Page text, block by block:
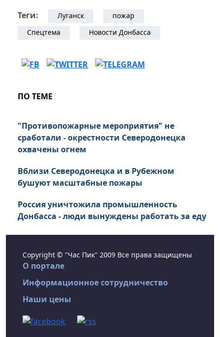
Теги: Луганск
пожар
Спецтема
Новости Донбасса
ПО ТЕМЕ
"Противопожарные мероприятия" не
сработали - окрестности Северодонецка
охвачены огнем
Вблизи Северодонецка и в Рубежном
бушуют масштабные пожары
Россия уничтожила промышленность
Донбасса - люди вынуждены работать за еду
Copyright © "Час Пик" 2009 Все права защищены
О портале
Информационное сотрудничество
Наши цены